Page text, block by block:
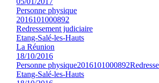
Personne physique
2016101000892
Redressement judiciaire
Etang-Salé-les-Hauts
La Réunion
18/10/2016
Personne physique2016101000892
Etang-Salé-les-Hauts